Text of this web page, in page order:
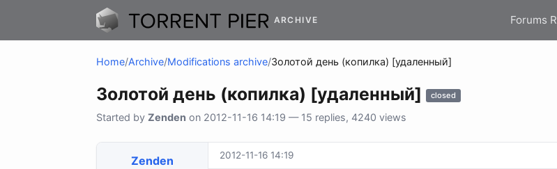
ARCHIVE Forums
Home/Archive/Modifications archive/Золотой день (копилка) [удаленный]
Золотой день (копилка) [удаленный] closed
Started by Zenden on 2012-11-16 14:19 — 15 replies, 4240 views
Zenden 2012-11-16 14:19